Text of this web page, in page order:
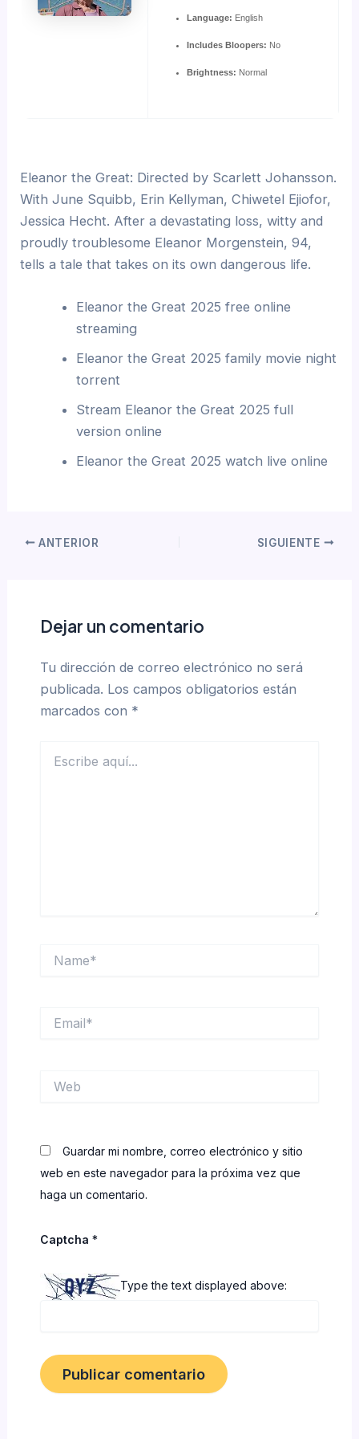
Language: English
Includes Bloopers: No
Brightness: Normal
Eleanor the Great: Directed by Scarlett Johansson.
With June Squibb, Erin Kellyman, Chiwetel Ejiofor,
Jessica Hecht. After a devastating loss, witty and
proudly troublesome Eleanor Morgenstein, 94,
tells a tale that takes on its own dangerous life.
Eleanor the Great 2025 free online
streaming
Eleanor the Great 2025 family movie night
torrent
Stream Eleanor the Great 2025 full
version online
Eleanor the Great 2025 watch live online
ANTERIOR SIGUIENTE
Dejar un comentario
Tu dirección de correo electrónico no será
publicada. Los campos obligatorios están
marcados con *
aquí...
Guardar mi nombre, correo electrónico y sitio
web en este navegador para la próxima vez que
haga un comentario.
Captcha *
Type the text displayed above: